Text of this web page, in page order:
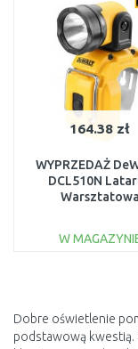
164.38 zł
WYPRZEDAŻ
DCL510N
Warsztatowa
W
Dobre oświetlenie
podstawową kwestią.